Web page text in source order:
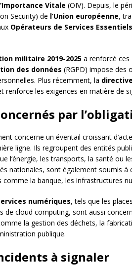
Vitale (OIV). Depuis, le
Security) de l’Union européenne,
Opérateurs de Services Essentiels
militaire 2019-2025 a renforcé ces
des données (RGPD) impose des
Plus récemment, la
renforce les exigences en matière de
par
concerne un éventail croissant
ligne. Ils regroupent des entités
l’énergie, les transports, la santé ou
nationales, sont également soumis à
comme la banque, les infrastructures
numériques, tels que les
de cloud computing, sont aussi
la gestion des déchets, la
publique.
à signaler